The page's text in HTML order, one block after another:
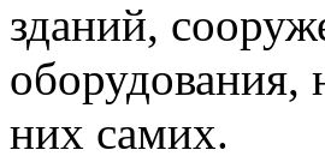
зданий,
оборудования,
них самих.